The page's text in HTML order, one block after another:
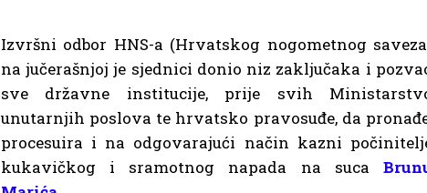
Izvršni odbor HNS-a (Hrvatskog nogometnog
na jučerašnjoj je sjednici donio niz zaključaka i
sve državne institucije, prije svih
unutarnjih poslova te hrvatsko pravosuđe, da
procesuira i na odgovarajući način kazni
kukavičkog i sramotnog napada na suca